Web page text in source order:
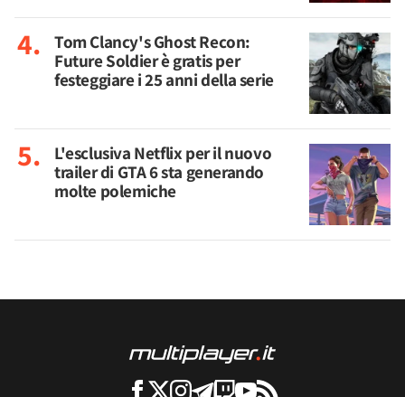
Tom Clancy's Ghost Recon:
Future Soldier è gratis per
festeggiare i 25 anni della serie
L'esclusiva Netflix per il nuovo
trailer di GTA 6 sta generando
molte polemiche